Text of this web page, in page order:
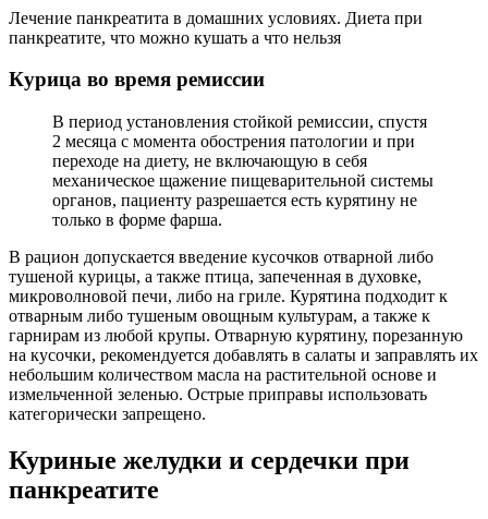
Лечение панкреатита в домашних условиях. Диета при
панкреатите, что можно кушать а что нельзя
Курица во время ремиссии
В период установления стойкой ремиссии, спустя
2 месяца с момента обострения патологии и при
переходе на диету, не включающую в себя
механическое щажение пищеварительной системы
органов, пациенту разрешается есть курятину не
только в форме фарша.
В рацион допускается введение кусочков отварной либо
тушеной курицы, а также птица, запеченная в духовке,
микроволновой печи, либо на гриле. Курятина подходит к
отварным либо тушеным овощным культурам, а также к
гарнирам из любой крупы. Отварную курятину, порезанную
на кусочки, рекомендуется добавлять в салаты и заправлять их
небольшим количеством масла на растительной основе и
измельченной зеленью. Острые приправы использовать
категорически запрещено.
Куриные желудки и сердечки при
панкреатите